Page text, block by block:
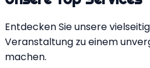
Entdecken Sie unsere
Veranstaltung zu einem
machen.